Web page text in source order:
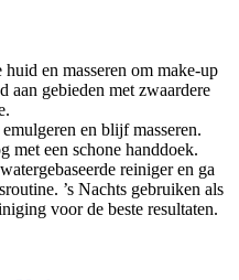
en masseren om make-up
aan gebieden met zwaardere
en blijf masseren.
met een schone handdoek.
reiniger en ga
’s Nachts gebruiken als
voor de beste resultaten.